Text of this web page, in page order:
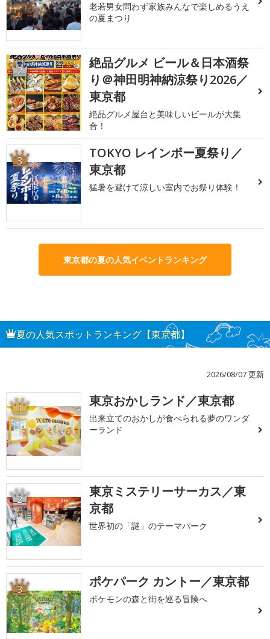
老若男女問わず家族みんなで楽しめるうえ
の夏まつり
2
絶品グルメ ビール＆日本酒祭
り＠神田明神納涼祭り2026／
東京都
絶品グルメ屋台と美味しいビールが大集
合！
3
TOKYO レインボー夏祭り／
東京都
猛暑を避けて涼しい室内でお祭り体験！
東京都の夏の人気イベントランキング
夏の人気スポットランキング【東京都】
2026/08/07 更新
1 東京おかしランド／東京都
出来立てのおかしが食べられる夢のワンダ
ーランド
2
東京ミステリーサーカス／東
京都
世界初の「謎」のテーマパーク
3 ポケパーク カントー／東京都
ポケモンの森と街を巡る冒険へ